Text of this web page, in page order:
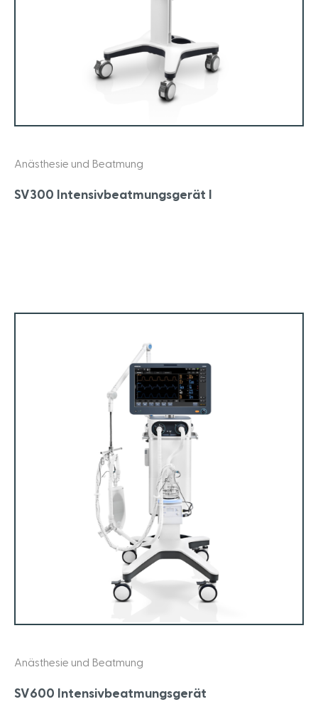
Anästhesie und Beatmung
SV300 Intensivbeatmungsgerät I
Anästhesie und Beatmung
SV600 Intensivbeatmungsgerät